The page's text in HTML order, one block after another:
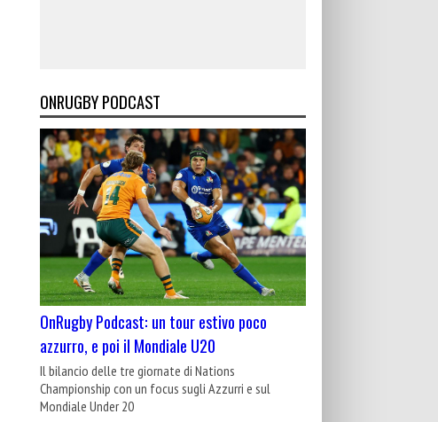
ONRUGBY PODCAST
OnRugby Podcast: un tour estivo poco
azzurro, e poi il Mondiale U20
Il bilancio delle tre giornate di Nations
Championship con un focus sugli Azzurri e sul
Mondiale Under 20